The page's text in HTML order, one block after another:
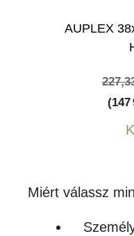
AUPLEX
(147
Miért válassz